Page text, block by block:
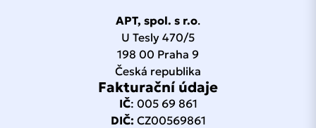
APT, spol. s r.o.
U Tesly 470/5
198 00 Praha 9
Česká republika
Fakturační údaje
IČ: 005 69 861
DIČ: CZ00569861